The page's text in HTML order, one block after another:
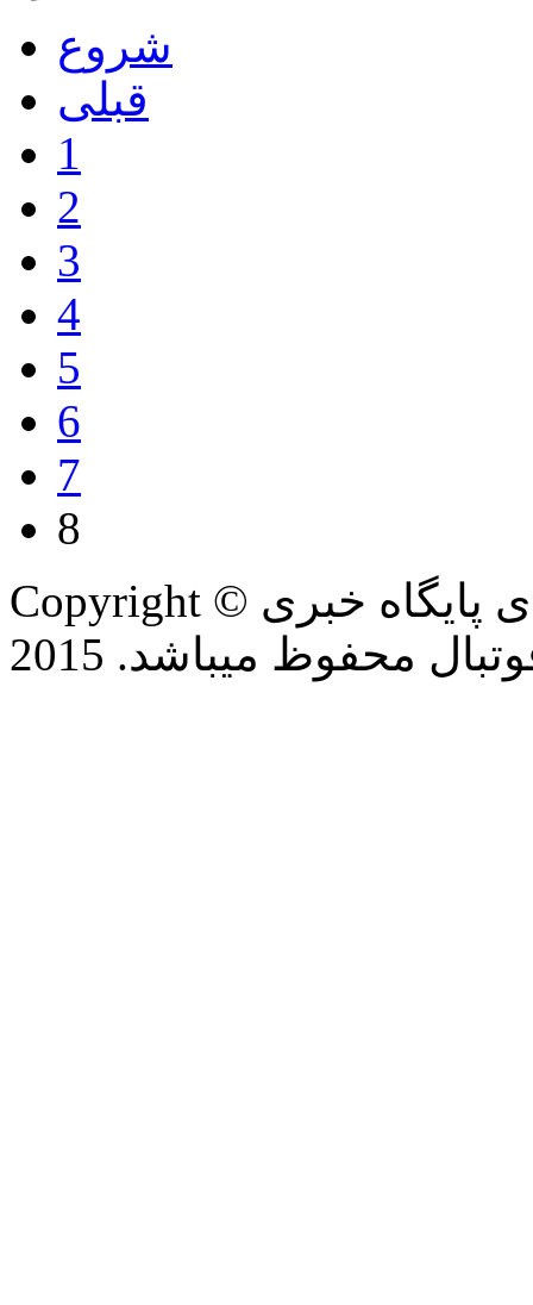
شروع
قبلی
1
2
3
4
5
6
7
8
Copyright © تمام حقوق این وب سایت برای پایگاه خبری
محفوظ میباشد. 2015